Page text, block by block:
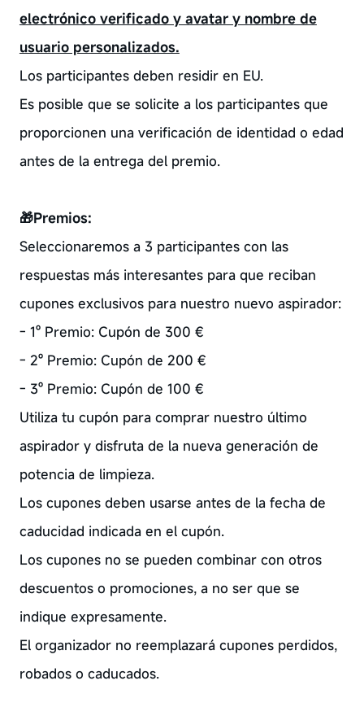
electrónico verificado y avatar y nombre de
usuario personalizados.
Los participantes deben residir en EU.
Es posible que se solicite a los participantes que
proporcionen una verificación de identidad o edad
antes de la entrega del premio.
🎁Premios:
Seleccionaremos a 3 participantes con las
respuestas más interesantes para que reciban
cupones exclusivos para nuestro nuevo aspirador:
- 1º Premio: Cupón de 300 €
- 2º Premio: Cupón de 200 €
- 3º Premio: Cupón de 100 €
Utiliza tu cupón para comprar nuestro último
aspirador y disfruta de la nueva generación de
potencia de limpieza.
Los cupones deben usarse antes de la fecha de
caducidad indicada en el cupón.
Los cupones no se pueden combinar con otros
descuentos o promociones, a no ser que se
indique expresamente.
El organizador no reemplazará cupones perdidos,
robados o caducados.